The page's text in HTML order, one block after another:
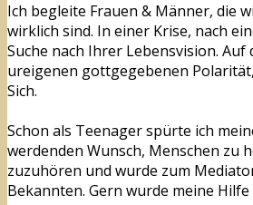
Ich begleite Frauen & Männer, die
wirklich sind. In einer Krise, nach
Suche nach Ihrer Lebensvision. Auf
ureigenen gottgegebenen
Sich.
Schon als Teenager spürte ich
werdenden Wunsch, Menschen zu
zuzuhören und wurde zum
Bekannten. Gern wurde meine